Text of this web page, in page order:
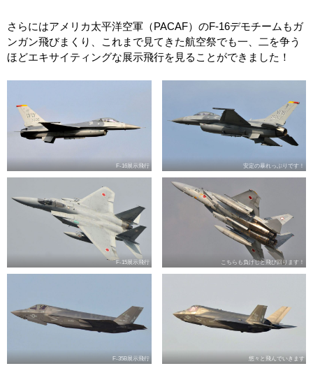
さらにはアメリカ太平洋空軍（PACAF）のF-16デモチームもガ
ンガン飛びまくり、これまで見てきた航空祭でも一、二を争う
ほどエキサイティングな展示飛行を見ることができました！
F-16展示飛行 安定の暴れっぷりです！
F-15展示飛行 こちらも負けじと飛び回ります！
F-35B展示飛行 悠々と飛んでいきます